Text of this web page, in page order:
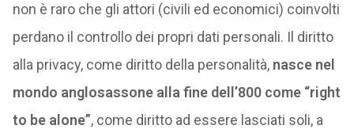
non è raro che gli attori (civili ed economici) coinvolti
perdano il controllo dei propri dati personali. Il diritto
alla privacy, come diritto della personalità, nasce nel
mondo anglosassone alla fine dell’800 come “right
to be alone”, come diritto ad essere lasciati soli, a